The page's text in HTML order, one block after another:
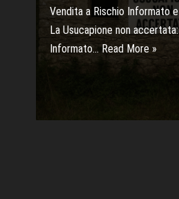
Vendita a Rischio Informato
La Usucapione non
Informato…Read More »